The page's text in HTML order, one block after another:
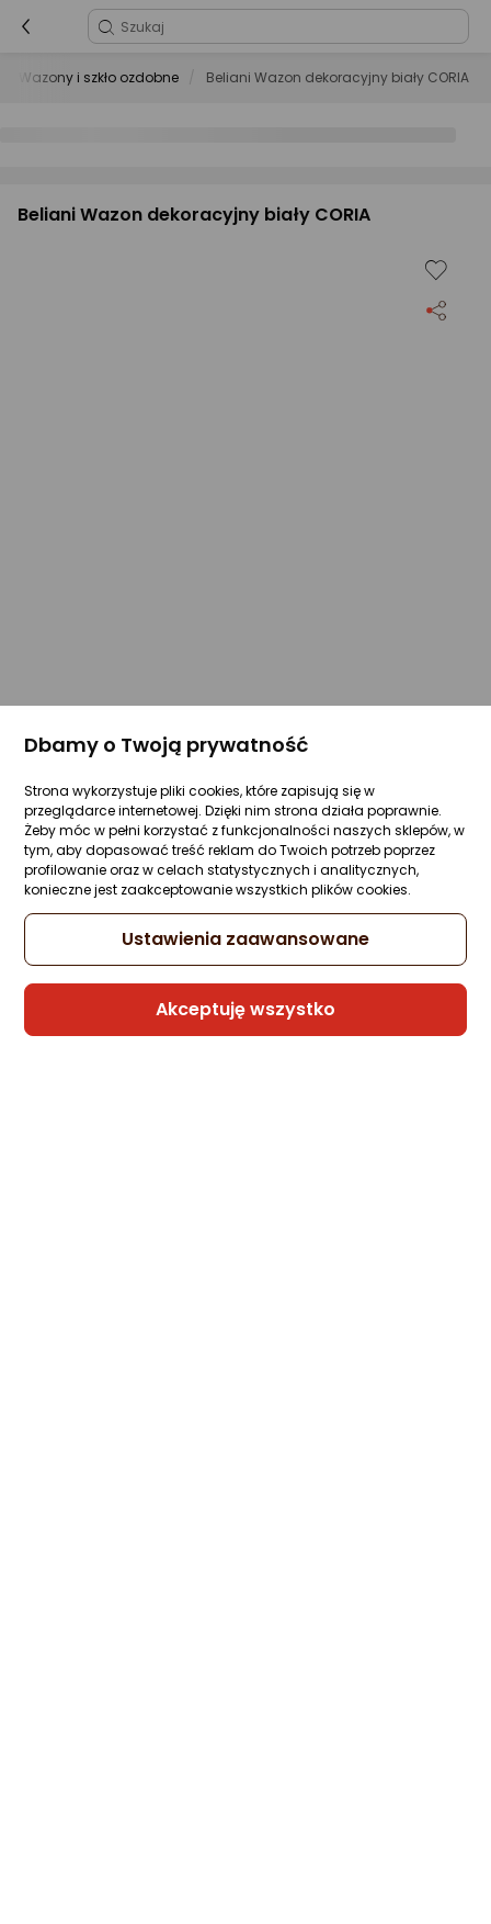
Wazony i szkło ozdobne Beliani Wazon dekoracyjny biały CORIA
Beliani Wazon dekoracyjny biały CORIA
Dbamy o Twoją prywatność
Strona wykorzystuje pliki cookies, które zapisują się w
przeglądarce internetowej. Dzięki nim strona działa poprawnie.
Żeby móc w pełni korzystać z funkcjonalności naszych sklepów, w
tym, aby dopasować treść reklam do Twoich potrzeb poprzez
profilowanie oraz w celach statystycznych i analitycznych,
konieczne jest zaakceptowanie wszystkich plików cookies.
Ustawienia zaawansowane
Akceptuję wszystko